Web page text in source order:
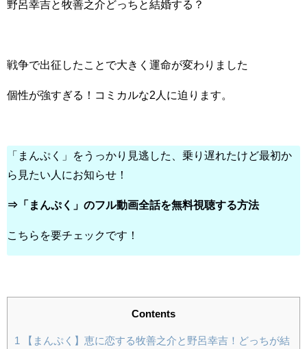
野呂幸吉と牧善之介どっちと結婚する？
戦争で出征したことで大きく運命が変わりました
個性が強すぎる！コミカルな2人に迫ります。
「まんぷく」をうっかり見逃した、乗り遅れたけど最初か
ら見たい人にお知らせ！
⇒「まんぷく」のフル動画全話を無料視聴する方法
こちらを要チェックです！
Contents
1
【まんぷく】恵に恋する牧善之介と野呂幸吉！どっちが結